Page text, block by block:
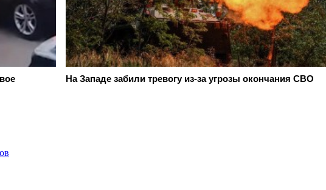
На Западе забили тревогу из-за угрозы окончания СВО